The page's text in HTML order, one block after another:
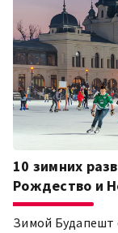
10 зимних
Рождество и
Зимой Будапешт